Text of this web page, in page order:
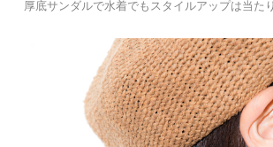
厚底サンダルで水着でもスタイルアップは当た